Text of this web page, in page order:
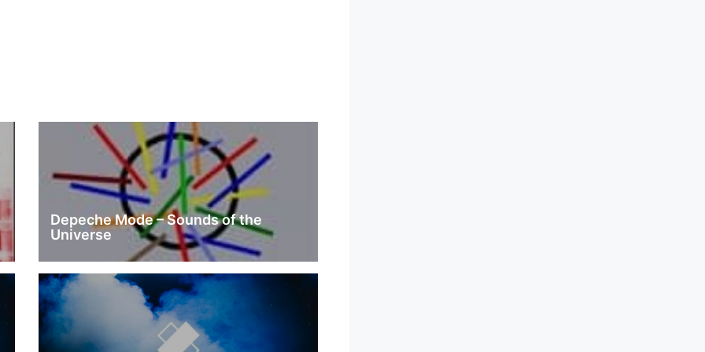
Depeche Mode – Sounds of the
Universe